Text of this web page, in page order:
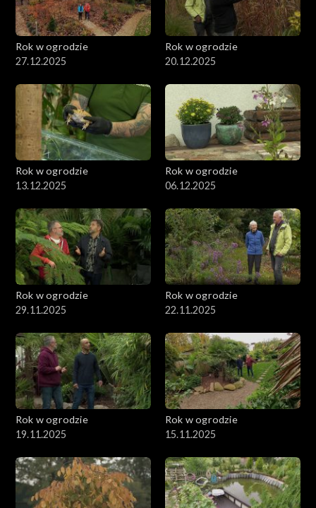
Rok w ogrodzie
27.12.2025
Rok w ogrodzie
20.12.2025
Rok w ogrodzie
13.12.2025
Rok w ogrodzie
06.12.2025
Rok w ogrodzie
29.11.2025
Rok w ogrodzie
22.11.2025
Rok w ogrodzie
19.11.2025
Rok w ogrodzie
15.11.2025